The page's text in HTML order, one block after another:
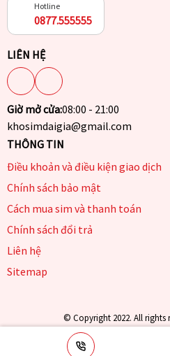
Hotline
0877.555555
LIÊN HỆ
Giờ mở cửa:08:00 - 21:00
khosimdaigia@gmail.com
THÔNG TIN
Điều khoản và điều kiện giao dịch
Chính sách bảo mật
Cách mua sim và thanh toán
Chính sách đổi trả
Liên hệ
Sitemap
© Copyright 2022. All rights